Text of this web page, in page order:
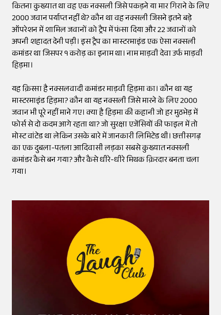
कितना कुख्यात था वह एक नक्सली जिसे पकड़ने या मार गिराने के लिए
2000 जवान पर्याप्त नहीं थे? कौन था वह नक्सली जिसने इतने बड़े
ऑपरेशन में शामिल जवानों को ट्रैप में फंसा दिया और 22 जवानों को
अपनी शहादत देनी पड़ी। इस ट्रैप का मास्टरमाइंड एक ऐसा नक्सली
कमांडर था जिसपर १ करोड़ का इनाम था। नाम माड़वी देवा उर्फ माड़वी
हिड़मा।
यह क़िस्सा है नक्सलवादी कमांडर माड़वी हिड़मा का। कौन था यह
मास्टरमाइंड हिड़मा? कौन था यह नक्सली जिसे मारने के लिए 2000
जवान भी पूरे नहीं माने गए। क्या है हिड़मा की कहानी जो हर मुठभेड़ में
फोर्स से दो कदम आगे रहता था? जो सुरक्षा एजेंसियों की फाइल में तो
मोस्ट वांटेड था लेकिन उसके बारे में जानकारी लिमिटेड थी। छत्तीसगढ़
का एक दुबला-पतला आदिवासी लड़का सबसे कुख्यात नक्सली
कमांडर कैसे बन गया? और कैसे धीरे-धीरे मिथक क़िरदार बनता चला
गया।